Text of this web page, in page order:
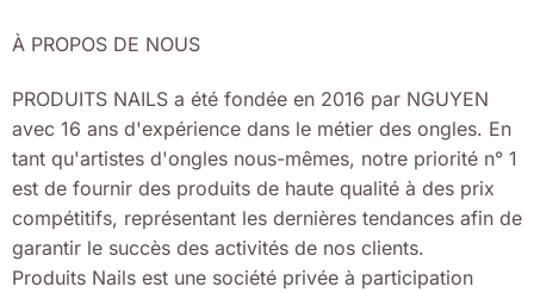
À PROPOS DE NOUS
PRODUITS NAILS a été fondée en 2016 par NGUYEN
avec 16 ans d'expérience dans le métier des ongles. En
tant qu'artistes d'ongles nous-mêmes, notre priorité n° 1
est de fournir des produits de haute qualité à des prix
compétitifs, représentant les dernières tendances afin de
garantir le succès des activités de nos clients.
Produits Nails est une société privée à participation